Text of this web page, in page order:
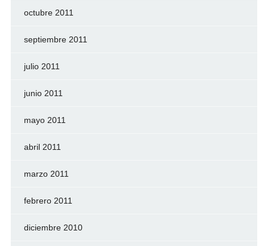
octubre 2011
septiembre 2011
julio 2011
junio 2011
mayo 2011
abril 2011
marzo 2011
febrero 2011
diciembre 2010